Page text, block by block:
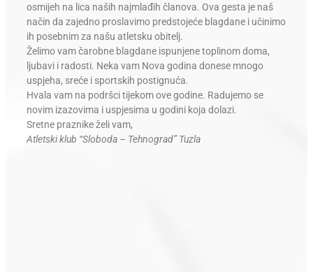
osmijeh na lica naših najmlađih članova. Ova gesta je naš
način da zajedno proslavimo predstojeće blagdane i učinimo
ih posebnim za našu atletsku obitelj.
Želimo vam čarobne blagdane ispunjene toplinom doma,
ljubavi i radosti. Neka vam Nova godina donese mnogo
uspjeha, sreće i sportskih postignuća.
Hvala vam na podršci tijekom ove godine. Radujemo se
novim izazovima i uspjesima u godini koja dolazi.
Sretne praznike želi vam,
Atletski klub “Sloboda – Tehnograd” Tuzla